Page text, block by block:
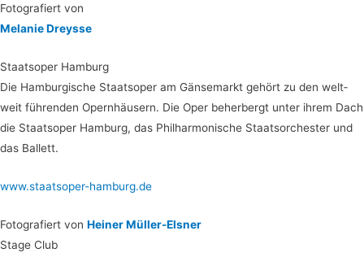
Foto­gra­fiert von
Mela­nie Dreysse
Staats­oper Hamburg
Die Ham­bur­gi­sche Staats­oper am Gän­se­markt gehört zu den welt­
weit füh­ren­den Opern­häu­sern. Die Oper beher­bergt unter ihrem Dach
die Staats­oper Ham­burg, das Phil­har­mo­ni­sche Staats­or­ches­ter und
das Ballett.
www.staatsoper-hamburg.de
Foto­gra­fiert von Hei­ner Müller-Elsner
Sta­ge Club